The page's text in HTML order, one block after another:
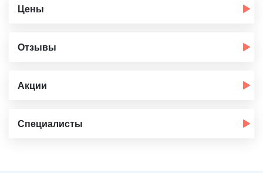
Цены
Отзывы
Акции
Специалисты